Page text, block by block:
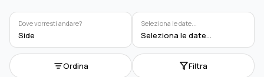
Dove vorresti andare?
Side
Seleziona le date...
Seleziona le date...
Ordina Filtra